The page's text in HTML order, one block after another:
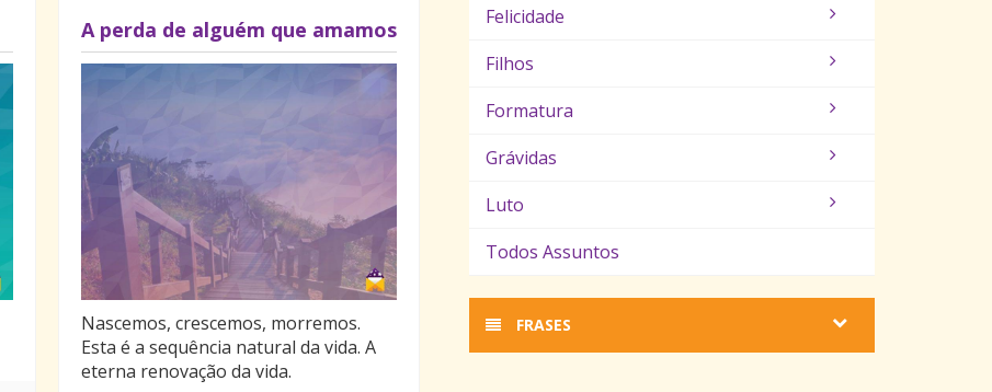
A perda de alguém que amamos
Nascemos, crescemos, morremos.
Esta é a sequência natural da vida. A
eterna renovação da vida.
Felicidade
Filhos
Formatura
Grávidas
Luto
Todos Assuntos
FRASES